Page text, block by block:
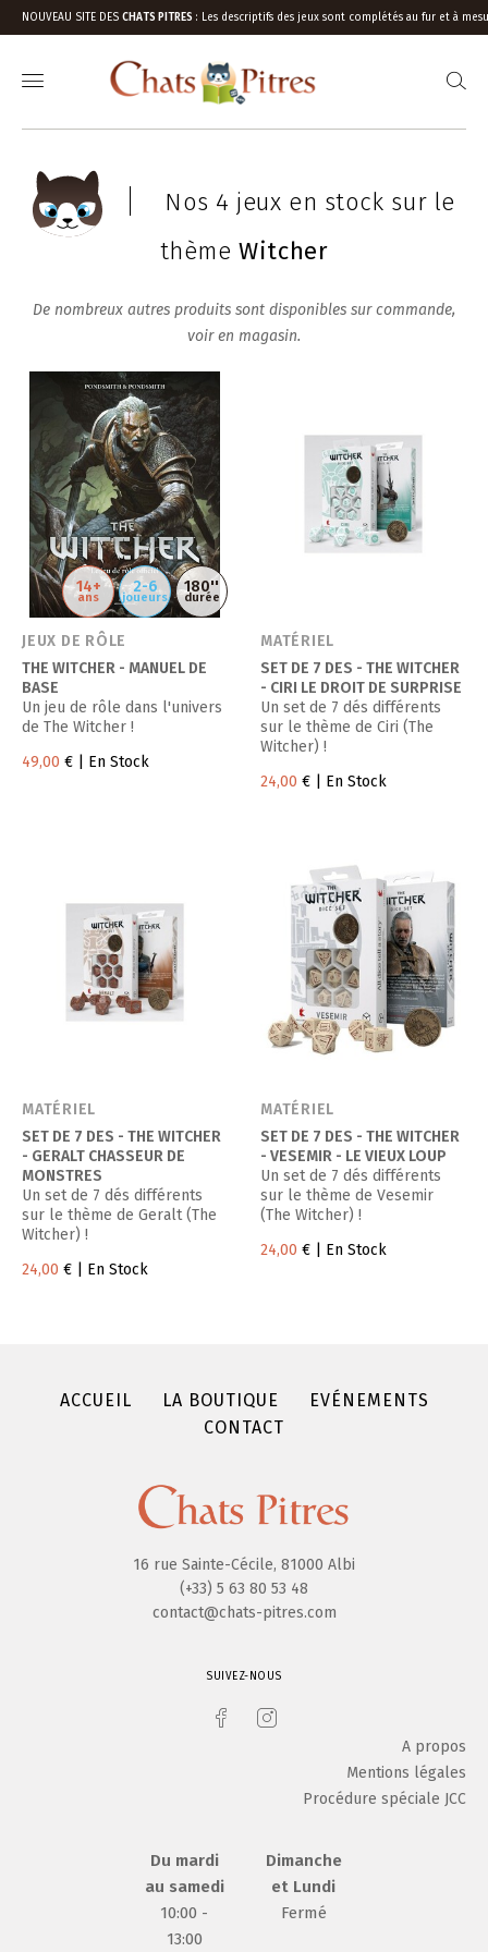
NOUVEAU SITE DES CHATS PITRES : Les descriptifs des jeux sont complétés au fur et à
Nos 4 jeux en stock sur le
thèmeWitcher
De nombreux autres produits sont disponibles sur commande,
voir en magasin.
14+
ans
2-6
joueurs
180''
durée
JEUX DE RÔLE
THE WITCHER - MANUEL DE
BASE
Un jeu de rôle dans l'univers
de The Witcher !
49,00 € | En Stock
MATÉRIEL
SET DE 7 DES - THE WITCHER
- CIRI LE DROIT DE SURPRISE
Un set de 7 dés différents
sur le thème de Ciri (The
Witcher) !
24,00 € | En Stock
MATÉRIEL
SET DE 7 DES - THE WITCHER
- GERALT CHASSEUR DE
MONSTRES
Un set de 7 dés différents
sur le thème de Geralt (The
Witcher) !
24,00 € | En Stock
MATÉRIEL
SET DE 7 DES - THE WITCHER
- VESEMIR - LE VIEUX LOUP
Un set de 7 dés différents
sur le thème de Vesemir
(The Witcher) !
24,00 € | En Stock
ACCUEIL LA BOUTIQUE
EVÉNEMENTS
CONTACT
SUIVEZ-NOUS
16 rue Sainte-Cécile, 81000 Albi
(+33) 5 63 80 53 48
contact@chats-pitres.com
A propos
Mentions légales
Procédure spéciale JCC
Du mardi
au samedi
10:00 -
13:00
Dimanche
et Lundi
Fermé